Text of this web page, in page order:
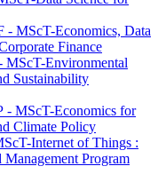
MScT-Economics, Data
Finance
MScT-Environmental
Sustainability
- MScT-Economics for
Climate Policy
Internet of Things :
Program